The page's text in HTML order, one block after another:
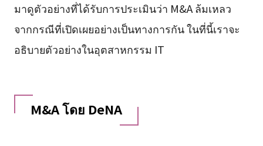
มาดูตัวอย่างที่ได้รับการประเมินว่า M&A ล้มเหลว
จากกรณีที่เปิดเผยอย่างเป็นทางการกัน ในที่นี้เราจะ
อธิบายตัวอย่างในอุตสาหกรรม IT
M&A โดย DeNA